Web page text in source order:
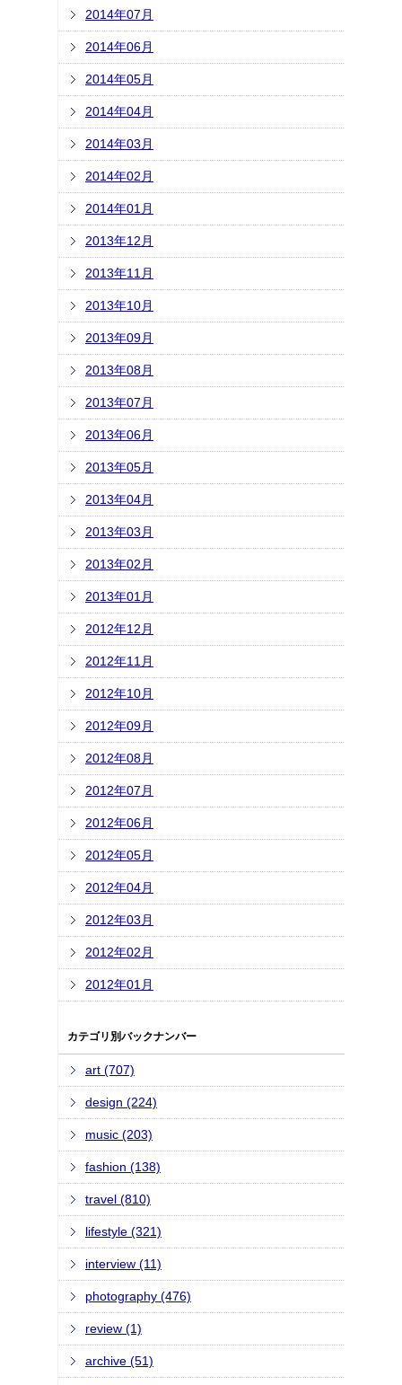
2014年07月
2014年06月
2014年05月
2014年04月
2014年03月
2014年02月
2014年01月
2013年12月
2013年11月
2013年10月
2013年09月
2013年08月
2013年07月
2013年06月
2013年05月
2013年04月
2013年03月
2013年02月
2013年01月
2012年12月
2012年11月
2012年10月
2012年09月
2012年08月
2012年07月
2012年06月
2012年05月
2012年04月
2012年03月
2012年02月
2012年01月
カテゴリ別バックナンバー
art (707)
design (224)
music (203)
fashion (138)
travel (810)
lifestyle (321)
interview (11)
photography (476)
review (1)
archive (51)